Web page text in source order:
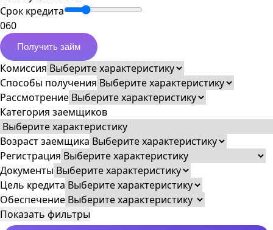
Срок кредита
060
Получить займ
Комиссия
Способы получения
Рассмотрение
Категория заемщиков
Возраст заемщика
Регистрация
Документы
Цель кредита
Обеспечение
Показать фильтры